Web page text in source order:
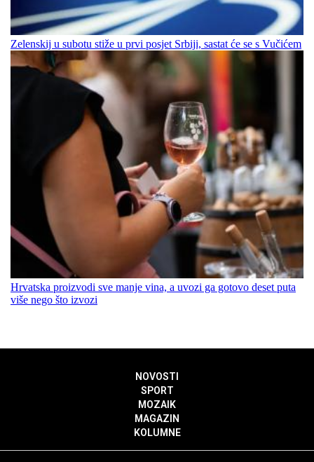
Zelenskij u subotu stiže u prvi posjet Srbiji, sastat će se s Vučićem
Hrvatska proizvodi sve manje vina, a uvozi ga gotovo deset puta
više nego što izvozi
NOVOSTI
SPORT
MOZAIK
MAGAZIN
KOLUMNE